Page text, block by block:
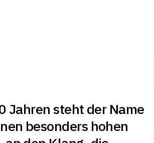
Jahren steht der Name
besonders hohen